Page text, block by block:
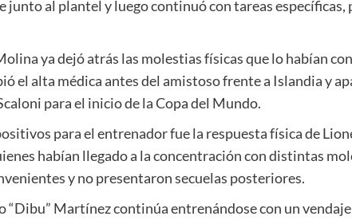
al plantel y luego continuó con tareas específicas,
ya dejó atrás las molestias físicas que lo habían
el alta médica antes del amistoso frente a Islandia y
para el inicio de la Copa del Mundo.
para el entrenador fue la respuesta física de
habían llegado a la concentración con distintas
y no presentaron secuelas posteriores.
“Dibu” Martínez continúa entrenándose con un